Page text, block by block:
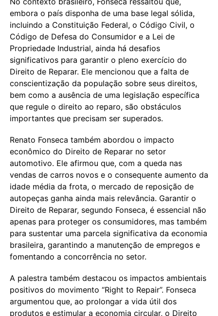
embora o país disponha de uma base legal sólida,
incluindo a Constituição Federal, o Código Civil, o
Código de Defesa do Consumidor e a Lei de
Propriedade Industrial, ainda há desafios
significativos para garantir o pleno exercício do
Direito de Reparar. Ele mencionou que a falta de
conscientização da população sobre seus direitos,
bem como a ausência de uma legislação específica
que regule o direito ao reparo, são obstáculos
importantes que precisam ser superados.
Renato Fonseca também abordou o impacto
econômico do Direito de Reparar no setor
automotivo. Ele afirmou que, com a queda nas
vendas de carros novos e o consequente aumento da
idade média da frota, o mercado de reposição de
autopeças ganha ainda mais relevância. Garantir o
Direito de Reparar, segundo Fonseca, é essencial não
apenas para proteger os consumidores, mas também
para sustentar uma parcela significativa da economia
brasileira, garantindo a manutenção de empregos e
fomentando a concorrência no setor.
A palestra também destacou os impactos ambientais
positivos do movimento “Right to Repair”. Fonseca
argumentou que, ao prolongar a vida útil dos
produtos e estimular a economia circular, o Direito